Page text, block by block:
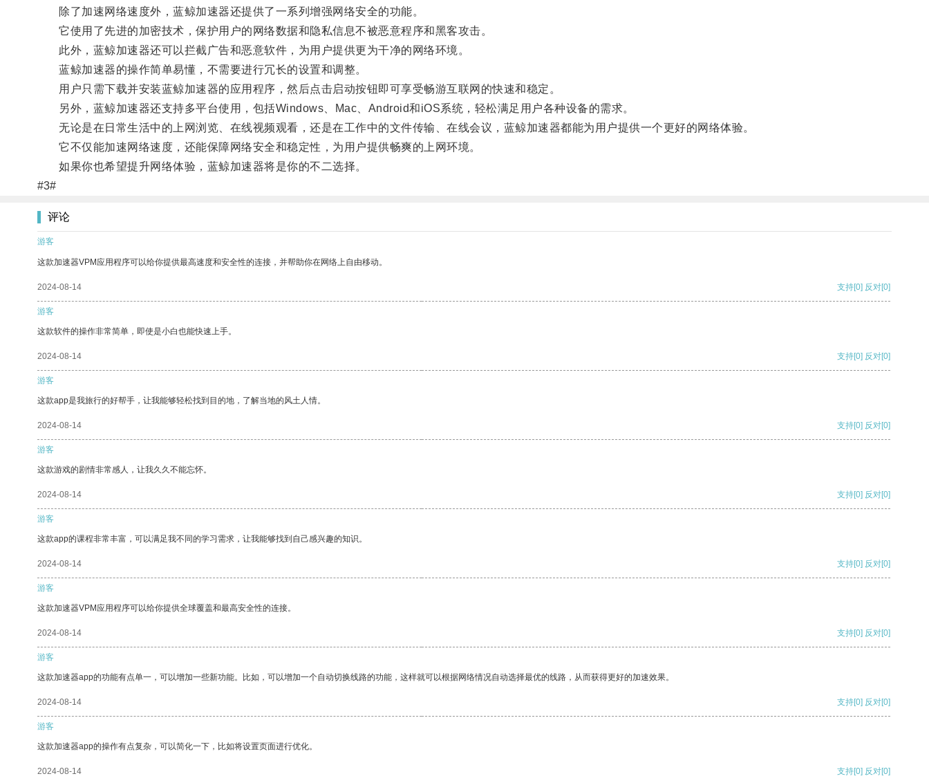
除了加速网络速度外，蓝鲸加速器还提供了一系列增强网络安全的功能。
它使用了先进的加密技术，保护用户的网络数据和隐私信息不被恶意程序和黑客攻击。
此外，蓝鲸加速器还可以拦截广告和恶意软件，为用户提供更为干净的网络环境。
蓝鲸加速器的操作简单易懂，不需要进行冗长的设置和调整。
用户只需下载并安装蓝鲸加速器的应用程序，然后点击启动按钮即可享受畅游互联网的快速和稳定。
另外，蓝鲸加速器还支持多平台使用，包括Windows、Mac、Android和iOS系统，轻松满足用户各种设备的需求。
无论是在日常生活中的上网浏览、在线视频观看，还是在工作中的文件传输、在线会议，蓝鲸加速器都能为用户提供一个更好的网络体验。
它不仅能加速网络速度，还能保障网络安全和稳定性，为用户提供畅爽的上网环境。
如果你也希望提升网络体验，蓝鲸加速器将是你的不二选择。
#3#
评论
游客
这款加速器VPM应用程序可以给你提供最高速度和安全性的连接，并帮助你在网络上自由移动。
2024-08-14 支持[0] 反对[0]
游客
这款软件的操作非常简单，即使是小白也能快速上手。
2024-08-14 支持[0] 反对[0]
游客
这款app是我旅行的好帮手，让我能够轻松找到目的地，了解当地的风土人情。
2024-08-14 支持[0] 反对[0]
游客
这款游戏的剧情非常感人，让我久久不能忘怀。
2024-08-14 支持[0] 反对[0]
游客
这款app的课程非常丰富，可以满足我不同的学习需求，让我能够找到自己感兴趣的知识。
2024-08-14 支持[0] 反对[0]
游客
这款加速器VPM应用程序可以给你提供全球覆盖和最高安全性的连接。
2024-08-14 支持[0] 反对[0]
游客
这款加速器app的功能有点单一，可以增加一些新功能。比如，可以增加一个自动切换线路的功能，这样就可以根据网络情况自动选择最优的线路，从而获得更好的加速效果。
2024-08-14 支持[0] 反对[0]
游客
这款加速器app的操作有点复杂，可以简化一下，比如将设置页面进行优化。
2024-08-14 支持[0] 反对[0]